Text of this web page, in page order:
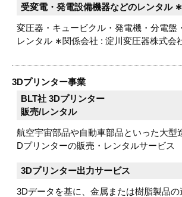
受変電・発電設備機器などのレンタル ∗
変圧器・キュービクル・発電機・分電盤
レンタル ∗関係会社 : 淀川変圧器株式会
3Dプリンター事業
BLT社 3Dプリンター
販売/レンタル
航空宇宙部品や自動車部品といった大型
Dプリンターの販売・レンタルサービス
3Dプリンター出力サービス
3Dデータを基に、金属または樹脂製品